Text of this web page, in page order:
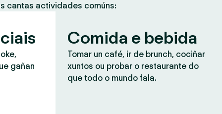
cantas actividades comúns:
gañan
Comida e bebida
Tomar un café, ir de brunch, cociñar
xuntos ou probar o restaurante do
que todo o mundo fala.